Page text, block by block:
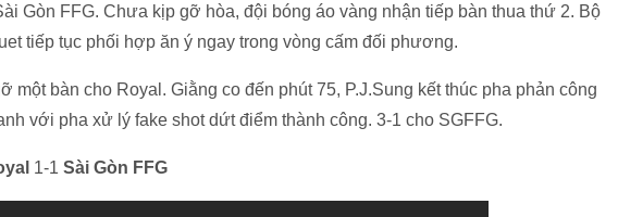
Gòn FFG. Chưa kịp gỡ hòa, đội bóng áo vàng nhận tiếp bàn thua thứ 2. Bộ
tiếp tục phối hợp ăn ý ngay trong vòng cấm đối phương.
một bàn cho Royal. Giằng co đến phút 75, P.J.Sung kết thúc pha phản công
với pha xử lý fake shot dứt điểm thành công. 3-1 cho SGFFG.
1-1 Sài Gòn FFG